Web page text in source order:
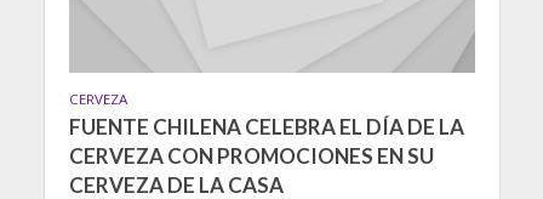
CERVEZA
FUENTE CHILENA CELEBRA EL DÍA DE LA
CERVEZA CON PROMOCIONES EN SU
CERVEZA DE LA CASA